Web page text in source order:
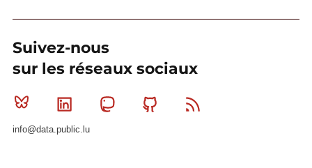
Suivez-nous
sur les réseaux sociaux
Bluesky Linkedin MastodonGithub
info@data.public.lu